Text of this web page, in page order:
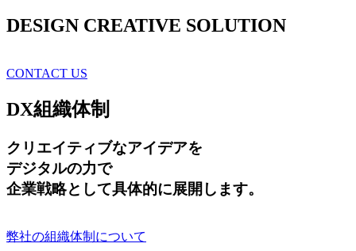
DESIGN CREATIVE SOLUTION
CONTACT US
DX組織体制
クリエイティブなアイデアを
デジタルの力で
企業戦略として具体的に展開します。
弊社の組織体制について